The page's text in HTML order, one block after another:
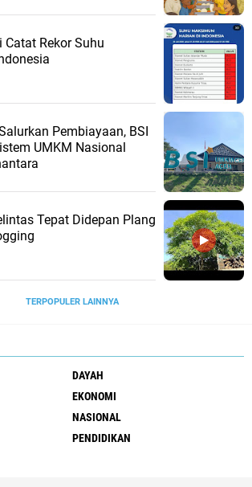
Catat Rekor Suhu
Pembiayaan, BSI
UMKM Nasional
Tepat Didepan Plang
TERPOPULER LAINNYA
DAYAH
EKONOMI
NASIONAL
PENDIDIKAN